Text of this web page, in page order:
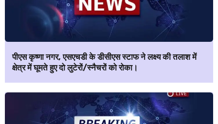
पीएस कृष्णा नगर, एसएचडी के डीसीएस स्टाफ ने लक्ष्य की तलाश में
क्षेत्र में घूमते हुए दो लुटेरों/स्नैचरों को रोका।